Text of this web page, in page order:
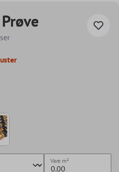
4.5 ud af 5 stjerner
Vare m²